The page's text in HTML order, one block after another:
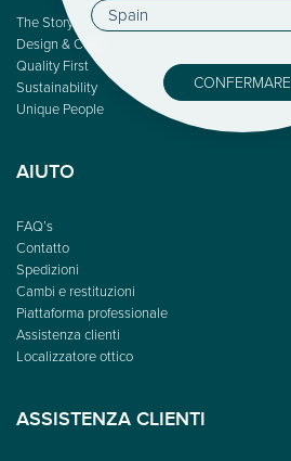
The Story
Design & Color
Quality First
Sustainability
Unique People
AIUTO
FAQ’s
Contatto
Spedizioni
Cambi e restituzioni
Piattaforma professionale
Assistenza clienti
Localizzatore ottico
ASSISTENZA CLIENTI
CONFERMARE